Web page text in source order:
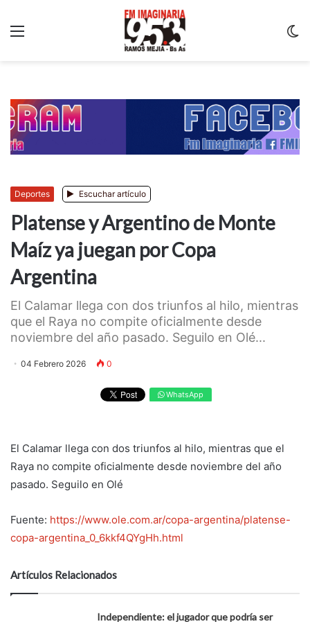
Deportes Escuchar artículo
Platense y Argentino de Monte
Maíz ya juegan por Copa
Argentina
El Calamar llega con dos triunfos al hilo, mientras
que el Raya no compite oficialmente desde
noviembre del año pasado. Seguilo en Olé...
04 Febrero 2026 0
WhatsApp
El Calamar llega con dos triunfos al hilo, mientras que el
Raya no compite oficialmente desde noviembre del año
pasado. Seguilo en Olé
Fuente: https://www.ole.com.ar/copa-argentina/platense-
copa-argentina_0_6kkf4QYgHh.html
Artículos Relacionados
Independiente: el jugador que podría ser